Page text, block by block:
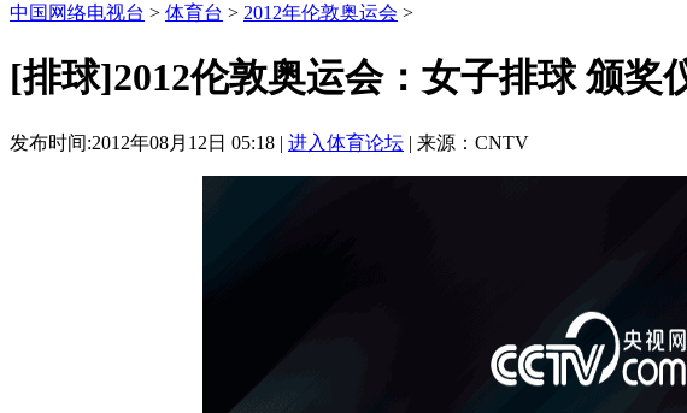
中国网络电视台 > 体育台 > 2012年伦敦奥运会 >
[排球]2012伦敦奥运会：女子排球 颁奖
发布时间:2012年08月12日 05:18 | 进入体育论坛 | 来源：CNTV